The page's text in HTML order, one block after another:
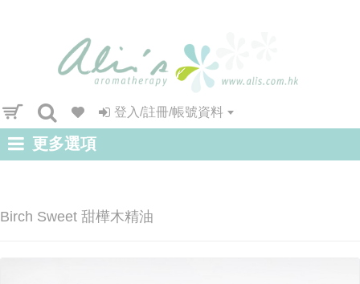
登入/註冊/帳號資料
更多選項
Birch Sweet 甜樺木精油